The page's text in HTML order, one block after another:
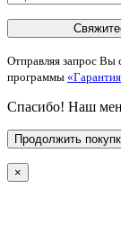
Отправляя запрос Вы
программы
Спасибо! Наш
Продолжить
×